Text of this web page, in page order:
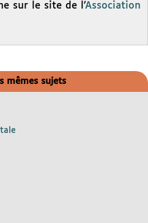
sur le site de l’Association
mêmes sujets